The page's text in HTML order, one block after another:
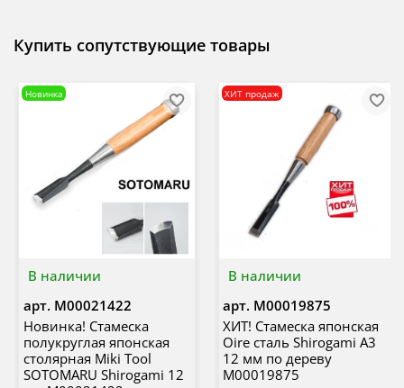
Купить сопутствующие товары
В наличии
Новинка
арт. М00021422
Новинка! Стамеска
полукруглая японская
столярная Miki Tool
SOTOMARU Shirogami 12
В наличии
ХИТ продаж
арт. М00019875
ХИТ! Стамеска японская
Oire сталь Shirogami A3
12 мм по дереву
М00019875